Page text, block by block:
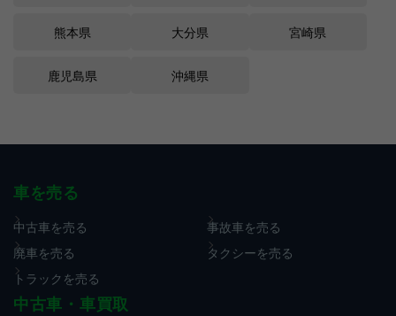
熊本県 大分県 宮崎県
鹿児島県 沖縄県
車を売る
中古車を売る
事故車を売る
廃車を売る
タクシーを売る
トラックを売る
中古車・車買取